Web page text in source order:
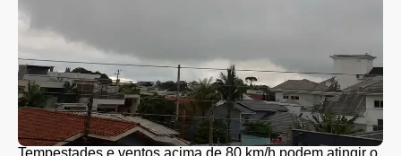
Tempestades e ventos acima de 80 km/h podem atingir o